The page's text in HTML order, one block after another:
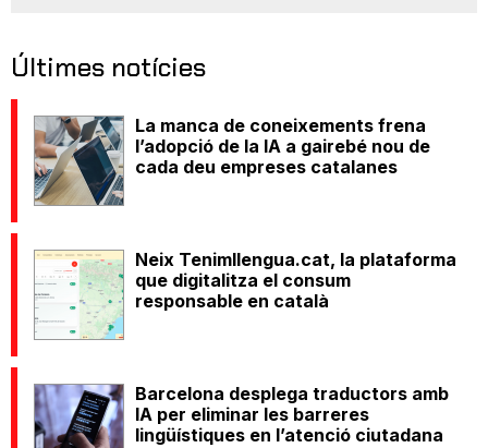
Últimes notícies
La manca de coneixements frena
l’adopció de la IA a gairebé nou de
cada deu empreses catalanes
Neix Tenimllengua.cat, la plataforma
que digitalitza el consum
responsable en català
Barcelona desplega traductors amb
IA per eliminar les barreres
lingüístiques en l’atenció ciutadana